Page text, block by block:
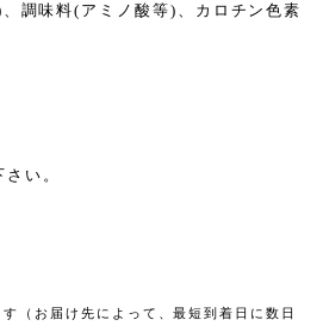
調味料(アミノ酸等)、カロチン色素
い。
（お届け先によって、最短到着日に数日